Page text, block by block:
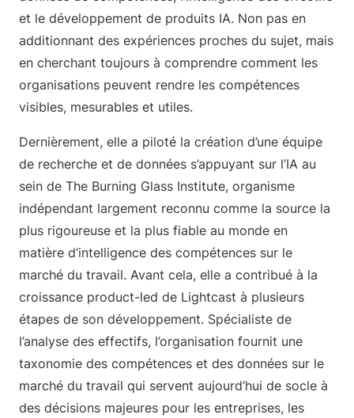
et le développement de produits IA. Non pas en
additionnant des expériences proches du sujet, mais
en cherchant toujours à comprendre comment les
organisations peuvent rendre les compétences
visibles, mesurables et utiles.
Dernièrement, elle a piloté la création d’une équipe
de recherche et de données s’appuyant sur l’IA au
sein de The Burning Glass Institute, organisme
indépendant largement reconnu comme la source la
plus rigoureuse et la plus fiable au monde en
matière d’intelligence des compétences sur le
marché du travail. Avant cela, elle a contribué à la
croissance product-led de Lightcast à plusieurs
étapes de son développement. Spécialiste de
l’analyse des effectifs, l’organisation fournit une
taxonomie des compétences et des données sur le
marché du travail qui servent aujourd’hui de socle à
des décisions majeures pour les entreprises, les